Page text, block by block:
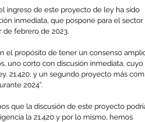
ingreso de este proyecto de ley ha sido
inmediata, que pospone para el sector
de febrero de 2023.
el propósito de tener un consenso
uno corto con discusión inmediata, cuyo
21.420; y un segundo proyecto más
2024”.
que la discusión de este proyecto
la 21.420 y por lo mismo, hemos